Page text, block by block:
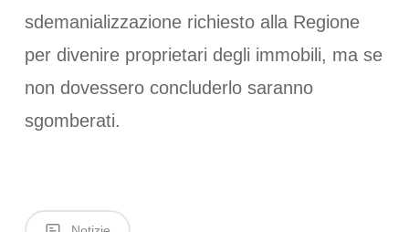
sdemanializzazione richiesto alla Regione
per divenire proprietari degli immobili, ma se
non dovessero concluderlo saranno
sgomberati.